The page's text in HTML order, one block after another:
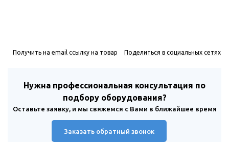
Получить на email ссылку на товар Поделиться в социальных сетях
Нужна профессиональная консультация по
подбору оборудования?
Оставьте заявку, и мы свяжемся с Вами в ближайшее время
Заказать обратный звонок